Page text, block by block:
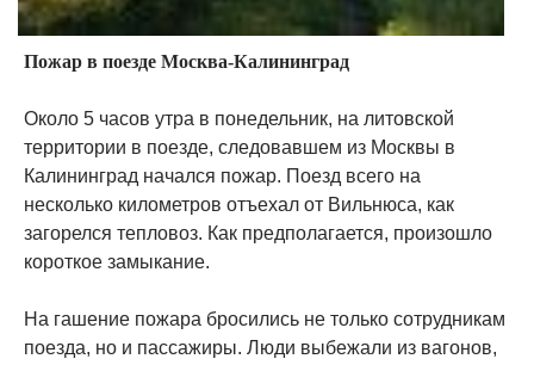
Пожар в поезде Москва-Калининград
Около 5 часов утра в понедельник, на литовской
территории в поезде, следовавшем из Москвы в
Калининград начался пожар. Поезд всего на
несколько километров отъехал от Вильнюса, как
загорелся тепловоз. Как предполагается, произошло
короткое замыкание.
На гашение пожара бросились не только сотрудникам
поезда, но и пассажиры. Люди выбежали из вагонов,